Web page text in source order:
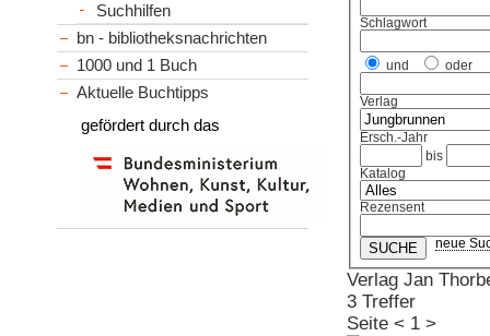
Schlagwort
und oder
Verlag
Ersch.-Jahr
bis
Katalog
Rezensent
neue
Verlag Jan
3 Treffer
Seite < 1 >
Suchhilfen
bn - bibliotheksnachrichten
1000 und 1 Buch
Aktuelle Buchtipps
gefördert durch das